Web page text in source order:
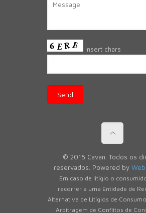
Insert chars
© 2015 Cavan. Todos os
reservados. Powered by
Em caso de litígio o
recorrer a uma Entidade de
Alternativa de Litígios de
Arbitragem de Conflitos de